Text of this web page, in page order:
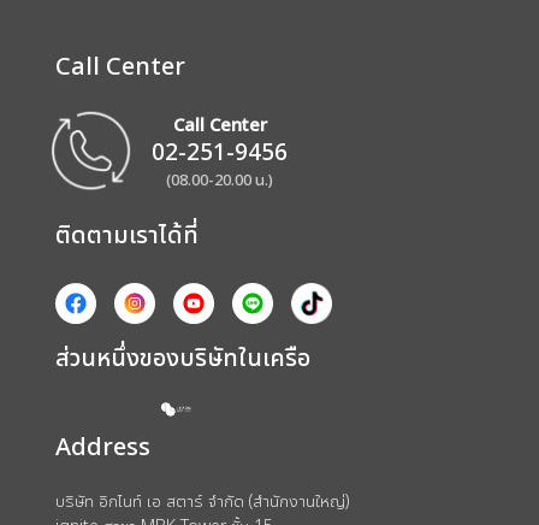
Call Center
Call Center
02-251-9456
(08.00-20.00 น.)
ติดตามเราได้ที่
ส่วนหนึ่งของบริษัทในเครือ
Address
บริษัท อิกไนท์ เอ สตาร์ จำกัด (สำนักงานใหญ่)